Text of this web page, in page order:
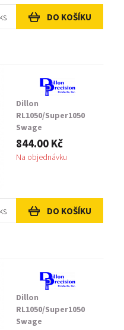
ks DO KOŠÍKU
Dillon
RL1050/Super1050
Swage
Backup/Expander,
Handgun .38/357-"D"
844.00 Kč
Na objednávku
ks DO KOŠÍKU
Dillon
RL1050/Super1050
Swage